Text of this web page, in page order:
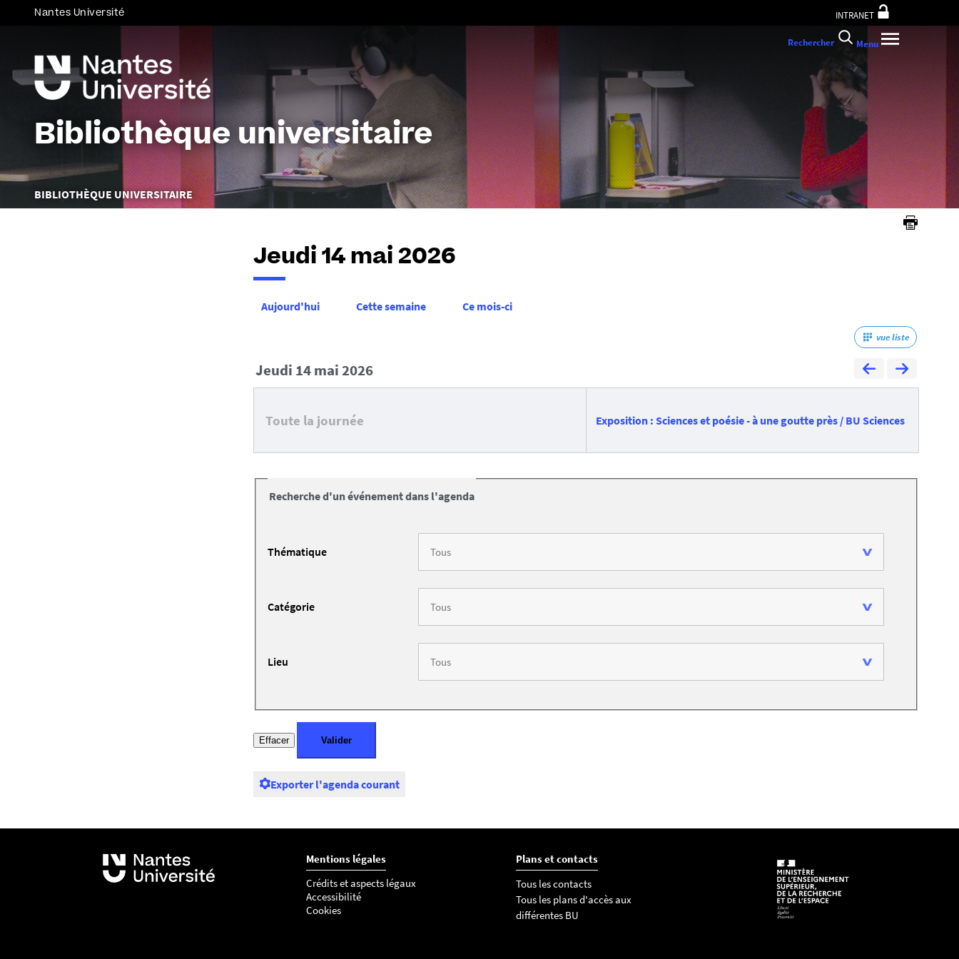
au
Nantes Université INTRANET
Bibliothèque universitaire
Vous
êtes
BIBLIOTHÈQUE UNIVERSITAIRE
Rechercher Menu
Jeudi 14 mai 2026
Aujourd'hui Cette semaine Ce mois-ci
vue liste
jeudi 14 mai 2026
Toute la journée Exposition : Sciences et poésie - à une goutte près / BU Sciences
Recherche d'un événement dans l'agenda
Thématique
Catégorie
Lieu
Exporter l'agenda courant
Mentions légales
Crédits et aspects légaux
Accessibilité
Cookies
Plans et contacts
Tous les contacts
Tous les plans d'accès aux
différentes BU